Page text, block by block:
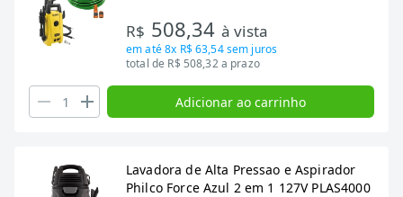
R$ 508,34 à vista
em até8x R$ 63,54sem juros
total de R$ 508,32 a prazo
Adicionar ao carrinho
Lavadora de Alta Pressao e Aspirador
Philco Force Azul 2 em 1 127V PLAS4000